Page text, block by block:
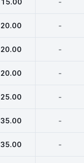
20.00 -
20.00 -
20.00 -
25.00 -
35.00 -
35.00 -